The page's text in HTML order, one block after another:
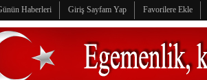
Haberleri Giriş Sayfam Yap Favorilere Ekle